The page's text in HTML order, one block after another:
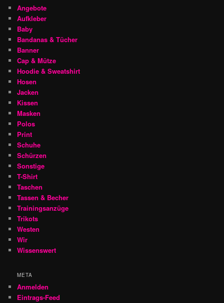
Angebote
Aufkleber
Baby
Bandanas & Tücher
Banner
Cap & Mütze
Hoodie & Sweatshirt
Hosen
Jacken
Kissen
Masken
Polos
Print
Schuhe
Schürzen
Sonstige
T-Shirt
Taschen
Tassen & Becher
Trainingsanzüge
Trikots
Westen
Wir
Wissenswert
META
Anmelden
Eintrags-Feed